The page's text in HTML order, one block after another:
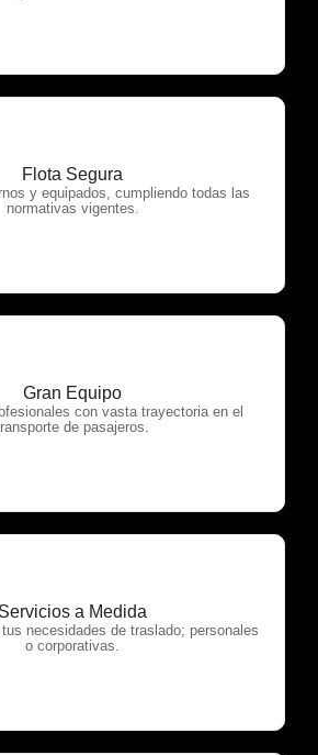
Flota Segura
y equipados, cumpliendo todas las
normativas vigentes.
OTP Servicios
Gran Equipo
con vasta trayectoria en el
de pasajeros.
OTP Servicios
Servicios a Medida
necesidades de traslado; personales
o corporativas.
OTP Servicios